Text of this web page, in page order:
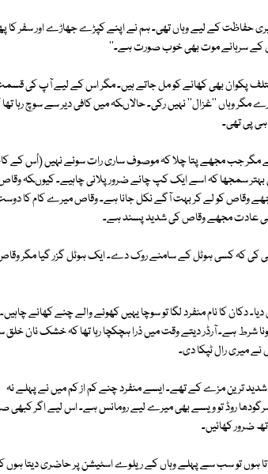
حفاظت کے لیے وہاں تھی۔ ہم نے اپنے کپڑے جھاڑے اور سفر کا
کے سرہانے موت بھی خوب صورت ہے۔''
پکوان بھی کھانے کو مل جاتے ہیں۔ مگر اس کے لیے آپ کی
وہاں ''غزال'' نہیں رکی۔ حالاںکہ میں کافی دیر سے سوچ رہا
پی تھی۔
مگر جب مجھے پتا چلا کہ موصوف ساری رات سوئے نہیں (اُس کے
سمجھا کہ اسے ایک کپ چائے ضرور پلانی چاہیے۔ کیوںکہ
وقاص کو لے کر بہت آگے نکل جانا ہے۔ وقاص میرے کام کا
عادت مجھے وقاص کی شدید پسند ہے۔
کہ کسی ہوٹل کے سامنے روک دے۔ ایک ہوٹل گزر گیا مگر
کا نام منفرد لگا تو سوچا یہیں کھوئے والے چنے کھانے چاہیں۔
شرط ہے۔ آرڈر دیتے وقت میں ذرا ہچکچا رہا تھا کہ خشک نان
نے میری رال ٹپکا دی۔
ترین مزے کے تھے۔ ایسے منفرد چنے کم از کم میں نے پہلے نہ
روڈ تو ویسے بھی میرے لیے رومانس ہے۔ اس لیے اگر کبھی
ضرور کھائیں۔
تو سب سے پہلے وہاں کے ریلوے اسٹیشن پر حاضری دیتا ہوں